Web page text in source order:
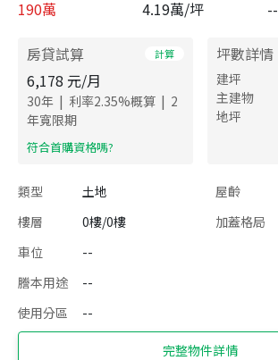
190萬 4.19萬/坪 --
房貸試算 計算
6,178 元/月
30年 | 利率2.35%概算 | 2
年寬限期
​符合首購資格嗎?
坪數詳情
建坪
主建物
地坪
類型 土地 屋齡
樓層
0樓/0樓 加蓋格局
車位
--
謄本用途
--
使用分區
--
完整物件詳情